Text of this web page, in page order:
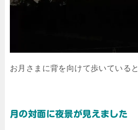
お月さまに背を向けて歩いていると
月の対面に夜景が見えました